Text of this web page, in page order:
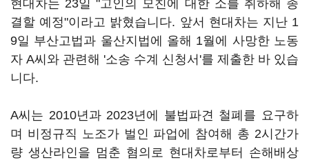
현대차는 23일 "고인의 모친에 대한 소를 취하해 종
결할 예정"이라고 밝혔습니다. 앞서 현대차는 지난 1
9일 부산고법과 울산지법에 올해 1월에 사망한 노동
자 A씨와 관련해 '소송 수계 신청서'를 제출한 바 있습
니다.
A씨는 2010년과 2023년에 불법파견 철폐를 요구하
며 비정규직 노조가 벌인 파업에 참여해 총 2시간가
량 생산라인을 멈춘 혐의로 현대차로부터 손해배상